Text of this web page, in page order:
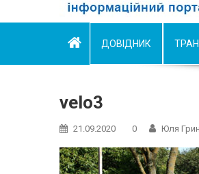
ДОВІДНИК
velo3
21.09.2020 0 Юля